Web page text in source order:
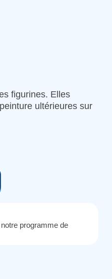
figurines. Elles
ultérieures sur
programme de